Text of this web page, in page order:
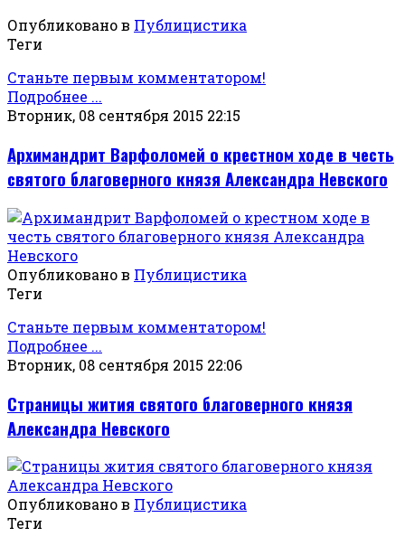
Опубликовано в Публицистика
Теги
Станьте первым комментатором!
Подробнее ...
Вторник, 08 сентября 2015 22:15
Архимандрит Варфоломей о крестном ходе в честь
святого благоверного князя Александра Невского
Опубликовано в Публицистика
Теги
Станьте первым комментатором!
Подробнее ...
Вторник, 08 сентября 2015 22:06
Страницы жития святого благоверного князя
Александра Невского
Опубликовано в Публицистика
Теги